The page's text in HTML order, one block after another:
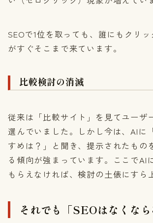
SEOで1位を取っても、誰にもクリ
がすぐそこまで来ています。
比較検討の消滅
従来は「比較サイト」を見てユーザ
選んでいました。しかし今は、AIに
すめは？」と聞き、提示されたもの
る傾向が強まっています。ここでAI
もらえなければ、検討の土俵にすら
それでも「SEOはなくな